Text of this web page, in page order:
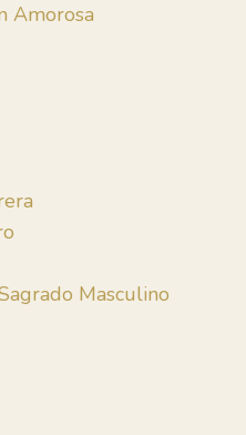
Amorosa
Masculino